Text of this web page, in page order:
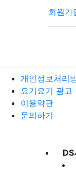
회원가
개인정보처리
요기요기 광고
이용약관
문의하기